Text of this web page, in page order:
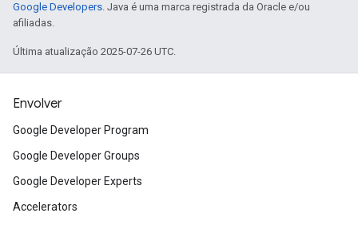
Google Developers. Java é uma marca registrada da Oracle e/ou
afiliadas.
Última atualização 2025-07-26 UTC.
Envolver
Google Developer Program
Google Developer Groups
Google Developer Experts
Accelerators